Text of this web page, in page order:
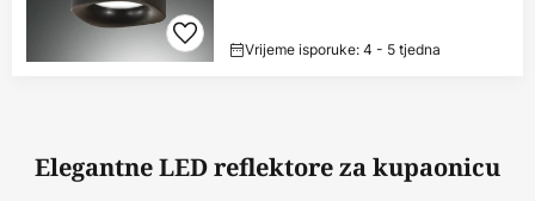
Vrijeme isporuke: 4 - 5 tjedna
Elegantne LED reflektore za kupaonicu